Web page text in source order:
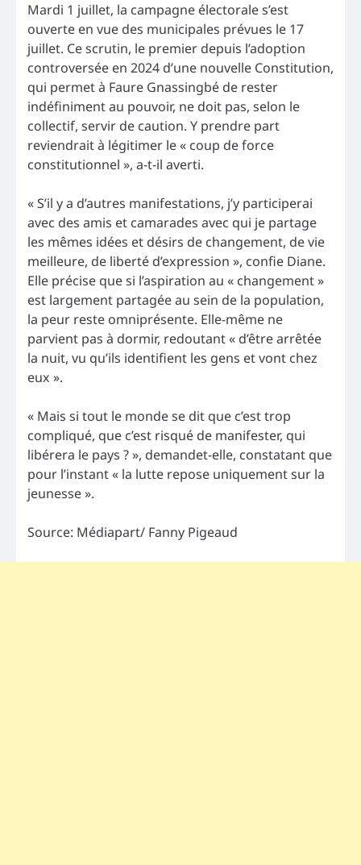
Mardi 1 juillet, la campagne électorale s’est
ouverte en vue des municipales prévues le 17
juillet. Ce scrutin, le premier depuis l’adoption
controversée en 2024 d’une nouvelle Constitution,
qui permet à Faure Gnassingbé de rester
indéfiniment au pouvoir, ne doit pas, selon le
collectif, servir de caution. Y prendre part
reviendrait à légitimer le « coup de force
constitutionnel », a-t-il averti.
« S’il y a d’autres manifestations, j’y participerai
avec des amis et camarades avec qui je partage
les mêmes idées et désirs de changement, de vie
meilleure, de liberté d’expression », confie Diane.
Elle précise que si l’aspiration au « changement »
est largement partagée au sein de la population,
la peur reste omniprésente. Elle-même ne
parvient pas à dormir, redoutant « d’être arrêtée
la nuit, vu qu’ils identifient les gens et vont chez
eux ».
« Mais si tout le monde se dit que c’est trop
compliqué, que c’est risqué de manifester, qui
libérera le pays ? », demandet-elle, constatant que
pour l’instant « la lutte repose uniquement sur la
jeunesse ».
Source: Médiapart/ Fanny Pigeaud